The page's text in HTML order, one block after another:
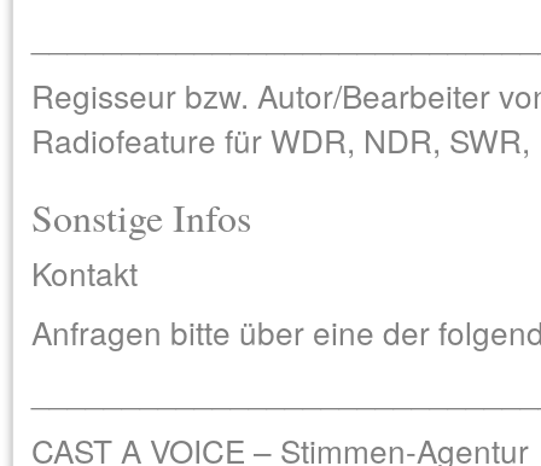
Regisseur bzw. Autor/Bearbeiter
Radiofeature für WDR, NDR,
Sonstige Infos
Kontakt
Anfragen bitte über eine der
CAST A VOICE – Stimmen-Agentur